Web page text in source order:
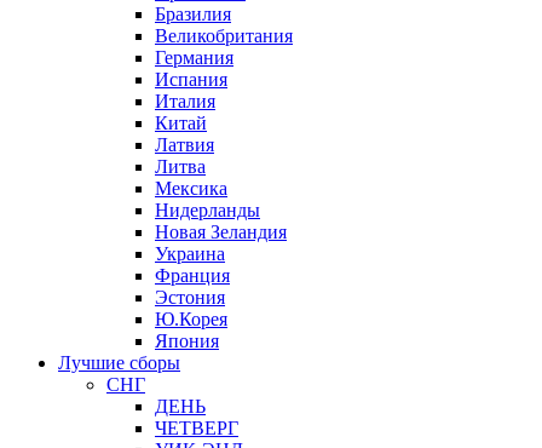
Бразилия
Великобритания
Германия
Испания
Италия
Китай
Латвия
Литва
Мексика
Нидерланды
Новая Зеландия
Украина
Франция
Эстония
Ю.Корея
Япония
Лучшие сборы
СНГ
ДЕНЬ
ЧЕТВЕРГ